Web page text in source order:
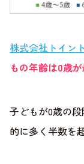
株式会社トイン
もの年齢は0歳
子どもが0歳の
的に多く半数を